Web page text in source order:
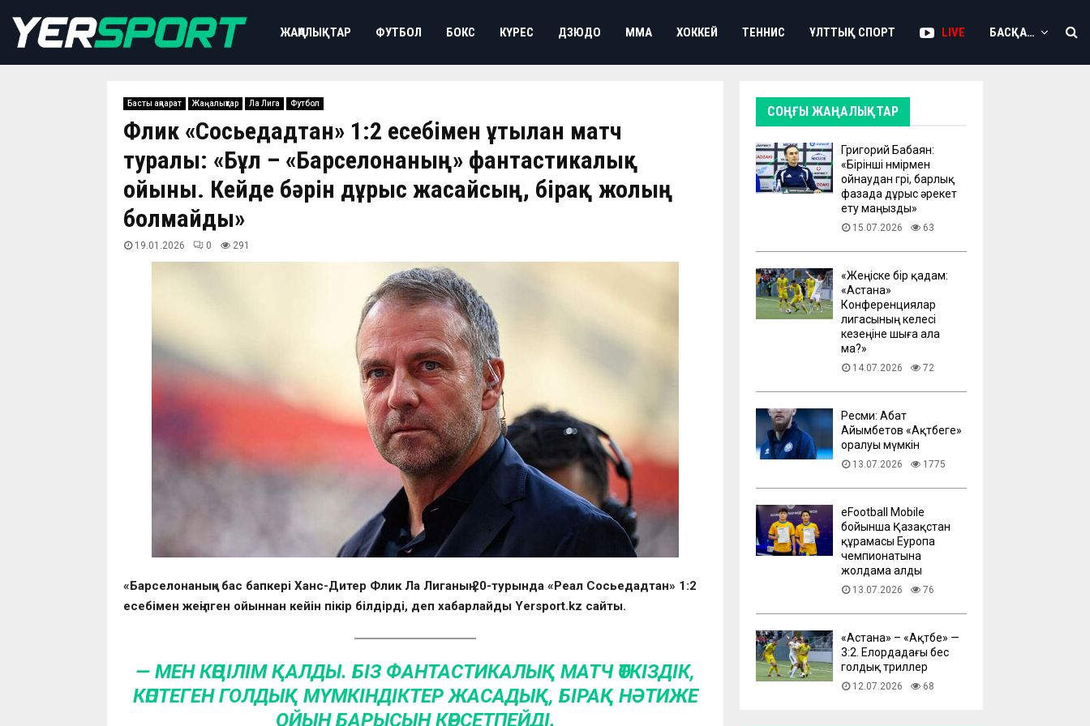
ЖАҢАЛЫҚТАР ФУТБОЛ БОКС КҮРЕС ДЗЮДО ММА ХОККЕЙ ТЕННИС ҰЛТТЫҚ СПОРТ LIVE БАСҚА…
Басты ақпарат Жаңалықтар Ла Лига Футбол
Флик «Сосьедадтан» 1:2 есебімен ұтылған матч
туралы: «Бұл – «Барселонаның» фантастикалық
ойыны. Кейде бәрін дұрыс жасайсың, бірақ жолың
болмайды»
19.01.2026 0 291
«Барселонаның» бас бапкері Ханс-Дитер Флик Ла Лиганың 20-турында «Реал Сосьедадтан» 1:2
есебімен жеңілген ойыннан кейін пікір білдірді, деп хабарлайды Yersport.kz сайты.
— МЕН КӨҢІЛІМ ҚАЛДЫ. БІЗ ФАНТАСТИКАЛЫҚ МАТЧ ӨТКІЗДІК,
КӨПТЕГЕН ГОЛДЫҚ МҮМКІНДІКТЕР ЖАСАДЫҚ, БІРАҚ НӘТИЖЕ
ОЙЫН БАРЫСЫН КӨРСЕТПЕЙДІ.
СОҢҒЫ ЖАҢАЛЫҚТАР
Григорий Бабаян:
«Бірінші нөмірмен
ойнаудан гөрі, барлық
фазада дұрыс әрекет
ету маңызды»
15.07.2026 63
«Жеңіске бір қадам:
«Астана»
Конференциялар
лигасының келесі
кезеңіне шыға ала
ма?»
14.07.2026 72
Ресми: Абат
Айымбетов «Ақтөбеге»
оралуы мүмкін
13.07.2026 1775
eFootball Mobile
бойынша Қазақстан
құрамасы Еуропа
чемпионатына
жолдама алды
13.07.2026 76
​«Астана» – «Ақтөбе» —
3:2. Елордадағы бес
голдық триллер
12.07.2026 68